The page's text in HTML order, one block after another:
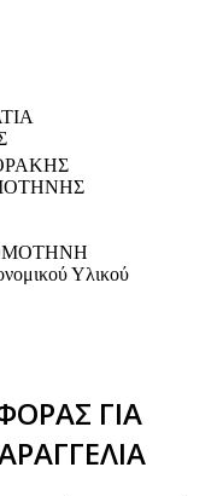
Υλικού
ΓΙΑ